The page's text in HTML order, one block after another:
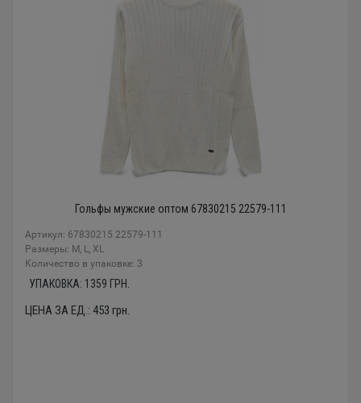
Гольфы мужские оптом 67830215 22579-111
Артикул: 67830215 22579-111
Размеры: М, L, XL
Количество в упаковке: 3
УПАКОВКА: 1359 ГРН.
ЦЕНА ЗА ЕД.: 453 грн.